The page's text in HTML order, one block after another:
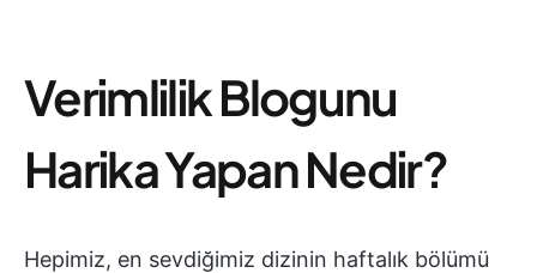
Verimlilik Blogunu
Harika Yapan Nedir?
Hepimiz, en sevdiğimiz dizinin haftalık bölümü